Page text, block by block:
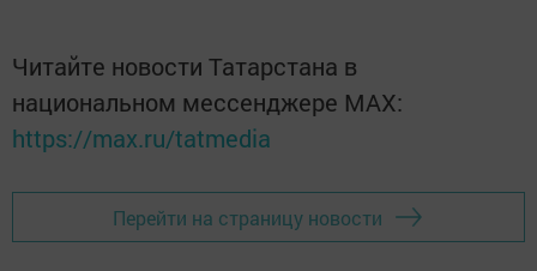
Читайте новости Татарстана в
национальном мессенджере MАХ:
https://max.ru/tatmedia
Перейти на страницу новости